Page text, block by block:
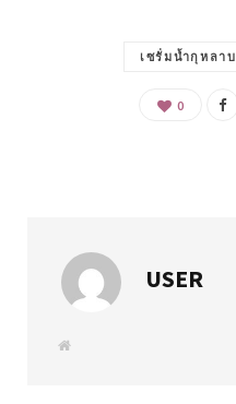
เซรั่มน้ำกุหลาบ
0
USER
W